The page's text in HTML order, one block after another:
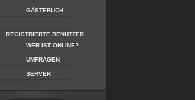
GÄSTEBUCH
REGISTRIERTE BENUTZER
WER IST ONLINE?
UMFRAGEN
SERVER